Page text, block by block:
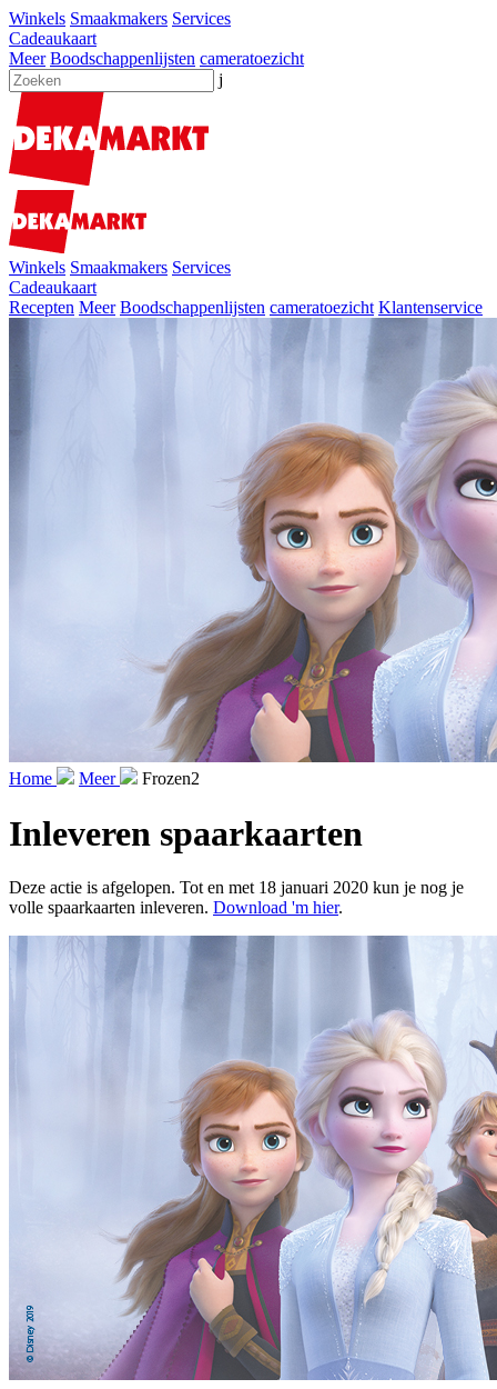
Winkels Smaakmakers Services
Cadeaukaart
Meer Boodschappenlijsten cameratoezicht
j
Winkels Smaakmakers Services
Cadeaukaart
Recepten Meer Boodschappenlijsten cameratoezicht Klantenservice
Home Meer Frozen2
Inleveren spaarkaarten
Deze actie is afgelopen. Tot en met 18 januari 2020 kun je nog je
volle spaarkaarten inleveren. Download 'm hier.